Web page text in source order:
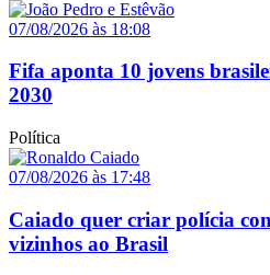
07/08/2026 às 18:08
Fifa aponta 10 jovens
2030
Política
07/08/2026 às 17:48
Caiado quer criar polícia
vizinhos ao Brasil